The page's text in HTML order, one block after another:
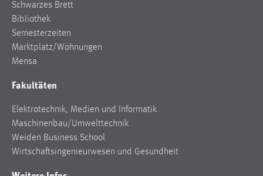
Schwarzes Brett
Bibliothek
Semesterzeiten
Marktplatz/Wohnungen
Mensa
Fakultäten
Elektrotechnik, Medien und Informatik
Maschinenbau/Umwelttechnik
Weiden Business School
Wirtschaftsingenieurwesen und Gesundheit